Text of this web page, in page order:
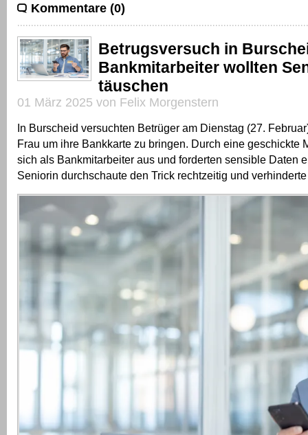
Kommentare (0)
Betrugsversuch in
Bankmitarbeiter wollten
täuschen
01 März 2025 von Felix Morgenstern
In Burscheid versuchten Betrüger am Dienstag (27.
Frau um ihre Bankkarte zu bringen. Durch eine geschickte
sich als Bankmitarbeiter aus und forderten sensible Daten
Seniorin durchschaute den Trick rechtzeitig und